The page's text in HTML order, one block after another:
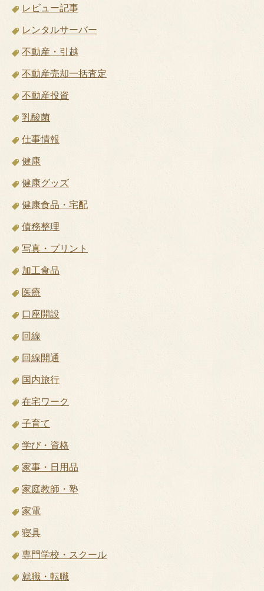
レビュー記事
レンタルサーバー
不動産・引越
不動産売却一括査定
不動産投資
乳酸菌
仕事情報
健康
健康グッズ
健康食品・宅配
債務整理
写真・プリント
加工食品
医療
口座開設
回線
回線開通
国内旅行
在宅ワーク
子育て
学び・資格
家事・日用品
家庭教師・塾
家電
寝具
専門学校・スクール
就職・転職